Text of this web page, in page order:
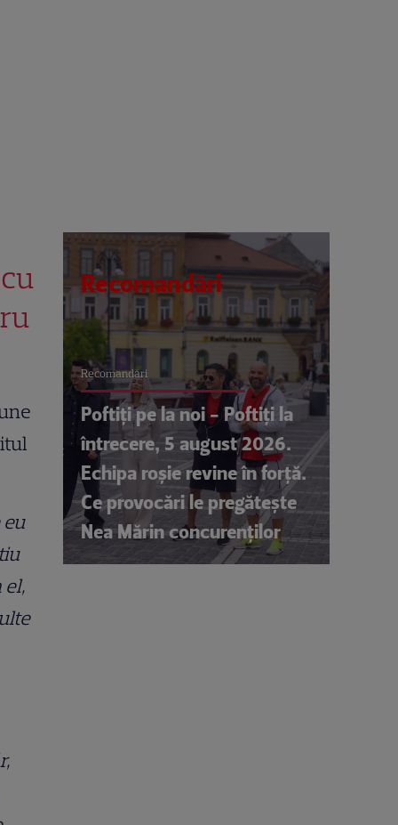
el,
Recomandări
Recomandări
Poftiți pe la noi - Poftiți la
întrecere, 5 august 2026.
Echipa roșie revine în forță.
Ce provocări le pregătește
Nea Mărin concurenților